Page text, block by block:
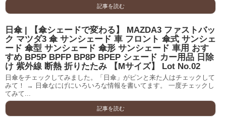
記事を読む
日傘 | 【傘シェードで変わる】 MAZDA3 ファストバッ
ク マツダ3 傘 サンシェード 車 フロント 傘式 サンシェ
ード 傘型 サンシェード 傘形 サンシェード 車用 おす
すめ BP5P BPFP BP8P BPEP シェード カー用品 日除
け 紫外線 断熱 折りたたみ 【Mサイズ】 Lot No.02
日傘をチェックしてみました。「日傘」がピンと来た人はチェックして
みて！ → 日傘なにげにいろいろな情報を書いてます。 一度チェックし
てみて...
記事を読む